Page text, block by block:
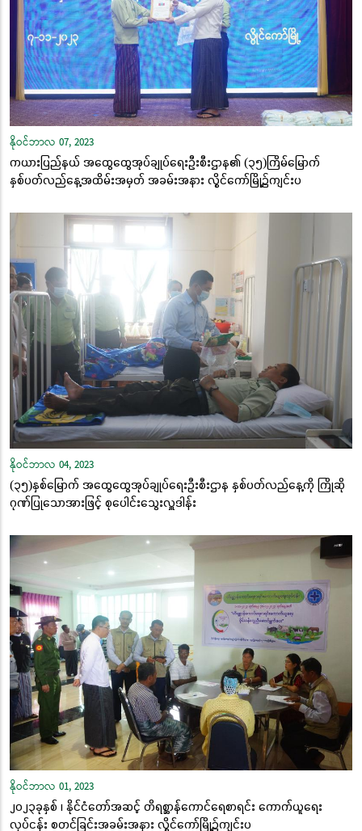
နိုဝင်ဘာလ 07, 2023
ကယားပြည်နယ် အထွေထွေအုပ်ချုပ်ရေးဦးစီးဌာန၏ (၃၅)ကြိမ်မြောက်
နှစ်ပတ်လည်နေ့အထိမ်းအမှတ် အခမ်းအနား လွိုင်ကော်မြို့၌ကျင်းပ
နိုဝင်ဘာလ 04, 2023
(၃၅)နှစ်မြောက် အထွေထွေအုပ်ချုပ်ရေးဦးစီးဌာန နှစ်ပတ်လည်နေ့ကို ကြိုဆို
ဂုဏ်ပြုသောအားဖြင့် စုပေါင်းသွေးလှူဒါန်း
နိုဝင်ဘာလ 01, 2023
၂၀၂၃ခုနှစ် ၊ နိုင်ငံတော်အဆင့် တိရစ္ဆာန်ကောင်ရေစာရင်း ကောက်ယူရေး
လုပ်ငန်း စတင်ခြင်းအခမ်းအနား လွိုင်ကော်မြို့၌ကျင်းပ